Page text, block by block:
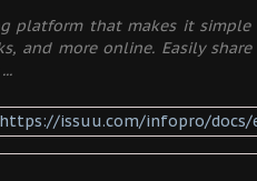
platform that makes it simple
and more online. Easily
https://issuu.com/infopro/docs/